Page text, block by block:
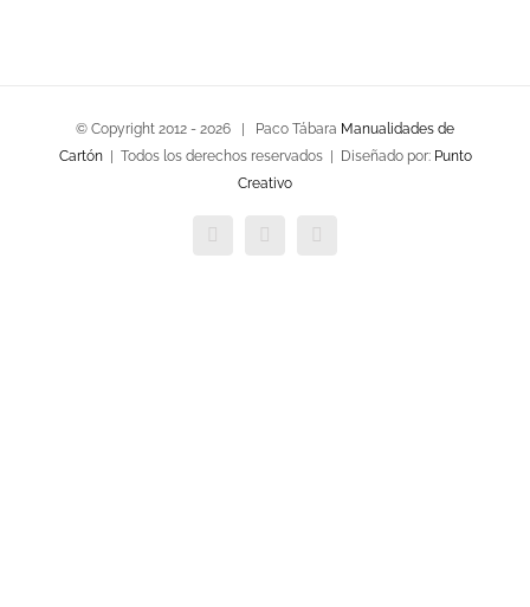
© Copyright 2012 - 2026 | Paco Tábara Manualidades de
Cartón| Todos los derechos reservados | Diseñado por: Punto
Creativo
FacebookTwitter